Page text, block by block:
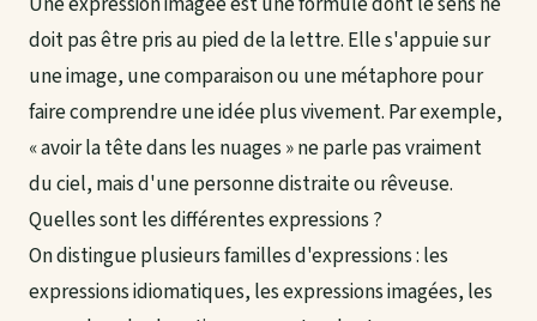
doit pas être pris au pied de la lettre. Elle s'appuie sur
une image, une comparaison ou une métaphore pour
faire comprendre une idée plus vivement. Par exemple,
« avoir la tête dans les nuages » ne parle pas vraiment
du ciel, mais d'une personne distraite ou rêveuse.
Quelles sont les différentes expressions ?
On distingue plusieurs familles d'expressions : les
expressions idiomatiques, les expressions imagées, les